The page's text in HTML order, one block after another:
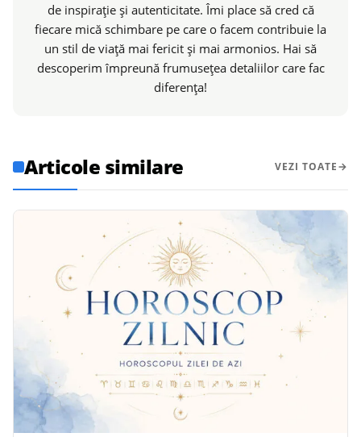
de inspirație și autenticitate. Îmi place să cred că
fiecare mică schimbare pe care o facem contribuie la
un stil de viață mai fericit și mai armonios. Hai să
descoperim împreună frumusețea detaliilor care fac
diferența!
Articole similare VEZI TOATE